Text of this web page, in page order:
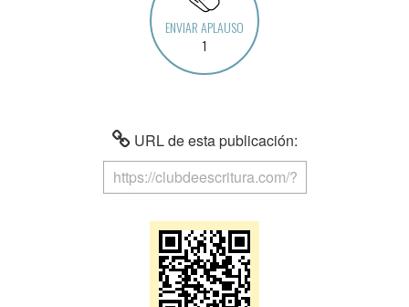
ENVIAR APLAUSO
1
URL de esta publicación: